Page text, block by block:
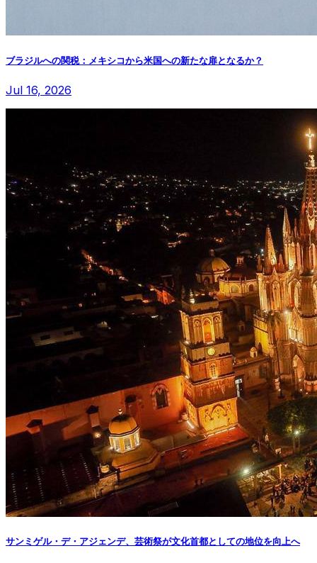
ブラジルへの関税：メキシコから米国への新たな扉となるか？
Jul 16, 2026
サンミゲル・デ・アジェンデ、芸術祭が文化首都としての地位を向上へ